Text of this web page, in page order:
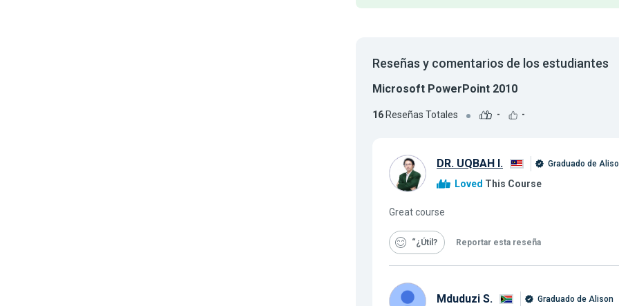
Reseñas y comentarios de los estudiantes
Microsoft PowerPoint 2010
16Reseñas Totales - -
DR. UQBAH I. Graduado de
Loved This Course
Great course
“¿Útil Reportar esta reseña
Mduduzi S. Graduado de Alison